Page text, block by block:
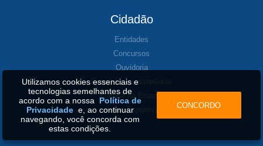
Cidadão
Entidades
Concursos
Ouvidoria
Portal da Transparência
Agenda de Esporte
Arena Esportiva
Utilizamos cookies essenciais e
tecnologias semelhantes de
acordo com a nossa Política de
Privacidadee, ao continuar
navegando, você concorda com
estas condições.
CONCORDO